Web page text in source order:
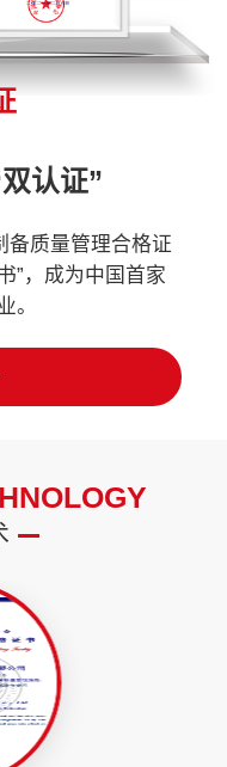
认证”
备质量管理合格证
”，成为中国首家
。